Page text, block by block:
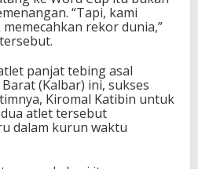
i
S
i
p
R
a
i
h
“Tapi, kami
rekor dunia,”
panjat tebing asal
(Kalbar) ini, sukses
Kiromal Katibin untuk
atlet tersebut
dalam kurun waktu